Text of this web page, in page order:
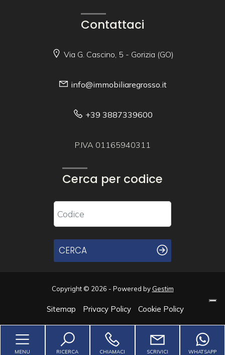
Contattaci
Via G. Cascino, 5 - Gorizia (GO)
info@immobiliaregrosso.it
+39 3887339600
P.IVA 01165940311
Cerca per codice
CERCA
Copyright © 2026 - Powered by Gestim
Sitemap Privacy Policy Cookie Policy
Torna su
MENU RICERCA CHIAMACI SCRIVICI WHATSAPP